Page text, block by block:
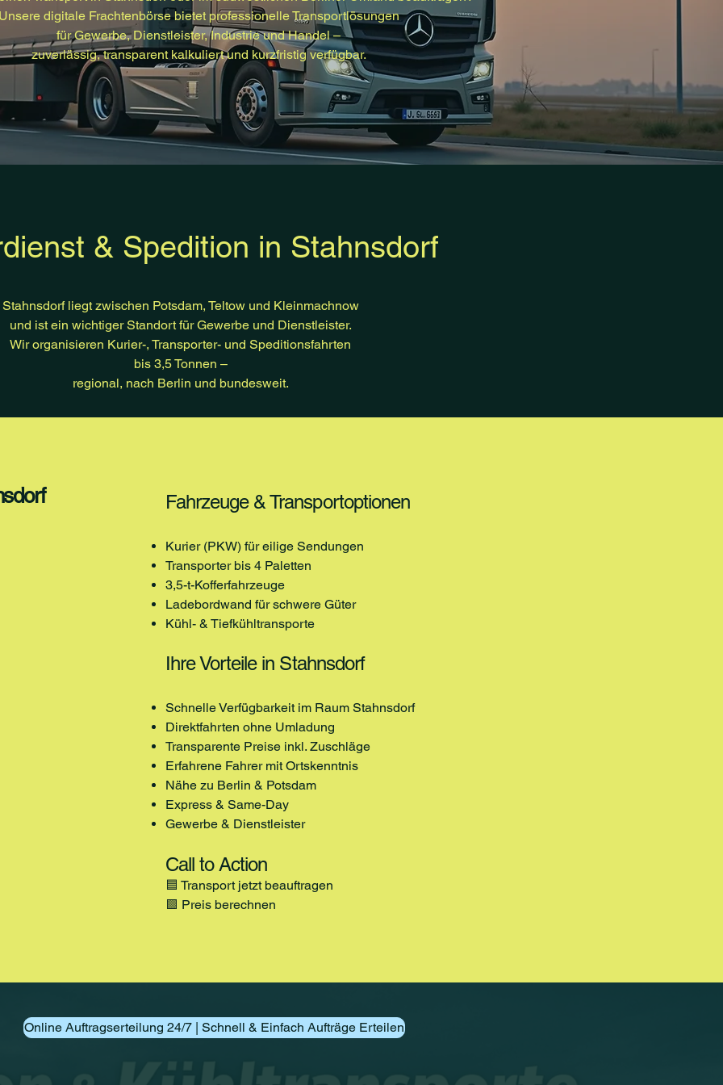
digitale Frachtenbörse bietet professionelle Transportlösungen
für Gewerbe, Dienstleister, Industrie und Handel –
zuverlässig, transparent kalkuliert und kurzfristig verfügbar.
& Spedition in Stahnsdorf
Stahnsdorf liegt zwischen Potsdam, Teltow und Kleinmachnow
und ist ein wichtiger Standort für Gewerbe und Dienstleister.
Wir organisieren Kurier-, Transporter- und Speditionsfahrten
bis 3,5 Tonnen –
regional, nach Berlin und bundesweit.
Fahrzeuge & Transportoptionen
Kurier (PKW) für eilige Sendungen
Transporter bis 4 Paletten
3,5-t-Kofferfahrzeuge
Ladebordwand für schwere Güter
Kühl- & Tiefkühltransporte
Ihre Vorteile in Stahnsdorf
Schnelle Verfügbarkeit im Raum Stahnsdorf
Direktfahrten ohne Umladung
Transparente Preise inkl. Zuschläge
Erfahrene Fahrer mit Ortskenntnis
Nähe zu Berlin & Potsdam
Express & Same-Day
Gewerbe & Dienstleister
Call to Action
🟦 Transport jetzt beauftragen
🟩 Preis berechnen
Online Auftragserteilung 24/7 | Schnell & Einfach Aufträge Erteilen